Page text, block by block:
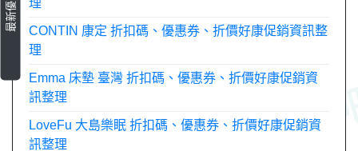
CONTIN 康定 折扣碼、優惠券、折價好康促銷資訊整
理
Emma 床墊 臺灣 折扣碼、優惠券、折價好康促銷資
訊整理
LoveFu 大島樂眠 折扣碼、優惠券、折價好康促銷資
訊整理